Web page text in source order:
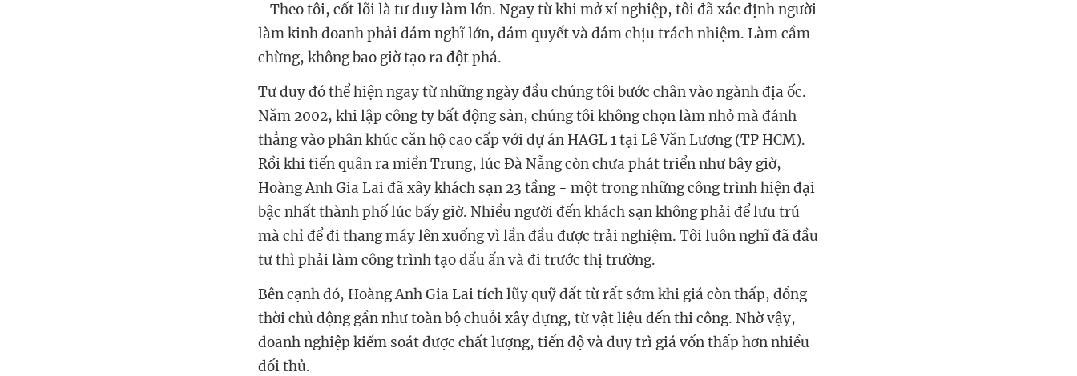
- Theo tôi, cốt lõi là tư duy làm lớn. Ngay từ khi mở xí nghiệp, tôi đã xác định người
làm kinh doanh phải dám nghĩ lớn, dám quyết và dám chịu trách nhiệm. Làm cầm
chừng, không bao giờ tạo ra đột phá.
Tư duy đó thể hiện ngay từ những ngày đầu chúng tôi bước chân vào ngành địa ốc.
Năm 2002, khi lập công ty bất động sản, chúng tôi không chọn làm nhỏ mà đánh
thẳng vào phân khúc căn hộ cao cấp với dự án HAGL 1 tại Lê Văn Lương (TP HCM).
Rồi khi tiến quân ra miền Trung, lúc Đà Nẵng còn chưa phát triển như bây giờ,
Hoàng Anh Gia Lai đã xây khách sạn 23 tầng - một trong những công trình hiện đại
bậc nhất thành phố lúc bấy giờ. Nhiều người đến khách sạn không phải để lưu trú
mà chỉ để đi thang máy lên xuống vì lần đầu được trải nghiệm. Tôi luôn nghĩ đã đầu
tư thì phải làm công trình tạo dấu ấn và đi trước thị trường.
Bên cạnh đó, Hoàng Anh Gia Lai tích lũy quỹ đất từ rất sớm khi giá còn thấp, đồng
thời chủ động gần như toàn bộ chuỗi xây dựng, từ vật liệu đến thi công. Nhờ vậy,
doanh nghiệp kiểm soát được chất lượng, tiến độ và duy trì giá vốn thấp hơn nhiều
đối thủ.